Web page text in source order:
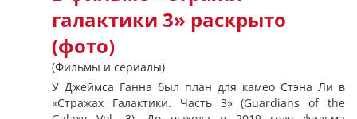
галактики 3» раскрыто
(фото)
(Фильмы и сериалы)
У Джеймса Ганна был план для камео Стэна Ли в
«Стражах Галактики. Часть 3» (Guardians of the